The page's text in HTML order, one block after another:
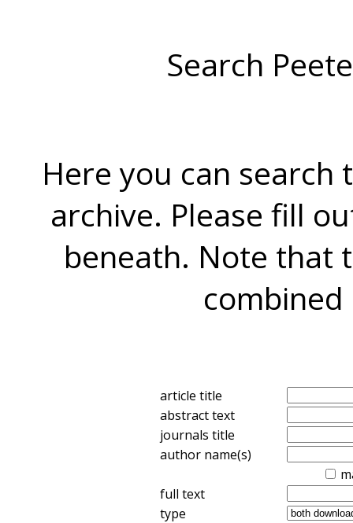
Search
Here you can search
archive. Please fill
beneath. Note that
combined
article title
abstract text
journals title
author name(s)
full text
type